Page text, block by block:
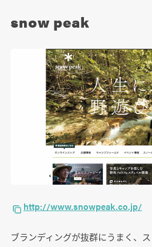
snow peak
http://www.snowpeak.co.jp/
ブランディングが抜群にうまく、